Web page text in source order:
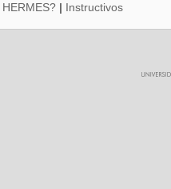
| Instructivos